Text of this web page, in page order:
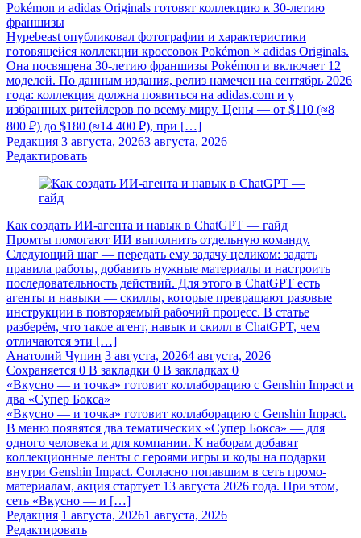
Pokémon и adidas Originals готовят коллекцию к 30-летию
франшизы
Hypebeast опубликовал фотографии и характеристики
готовящейся коллекции кроссовок Pokémon × adidas Originals.
Она посвящена 30-летию франшизы Pokémon и включает 12
моделей. По данным издания, релиз намечен на сентябрь 2026
года: коллекция должна появиться на adidas.com и у
избранных ритейлеров по всему миру. Цены — от $110 (≈8
800 ₽) до $180 (≈14 400 ₽), при […]
Редакция 3 августа, 20263 августа, 2026
Редактировать
Как создать ИИ-агента и навык в ChatGPT — гайд
Промты помогают ИИ выполнить отдельную команду.
Следующий шаг — передать ему задачу целиком: задать
правила работы, добавить нужные материалы и настроить
последовательность действий. Для этого в ChatGPT есть
агенты и навыки — скиллы, которые превращают разовые
инструкции в повторяемый рабочий процесс. В статье
разберём, что такое агент, навык и скилл в ChatGPT, чем
отличаются эти […]
Анатолий Чупин 3 августа, 20264 августа, 2026
Сохраняется 0 В закладки 0 В закладках 0
«Вкусно — и точка» готовит коллаборацию с Genshin Impact и
два «Супер Бокса»
«Вкусно — и точка» готовит коллаборацию с Genshin Impact.
В меню появятся два тематических «Супер Бокса» — для
одного человека и для компании. К наборам добавят
коллекционные ленты с героями игры и коды на подарки
внутри Genshin Impact. Согласно попавшим в сеть промо-
материалам, акция стартует 13 августа 2026 года. При этом,
сеть «Вкусно — и […]
Редакция 1 августа, 20261 августа, 2026
Редактировать